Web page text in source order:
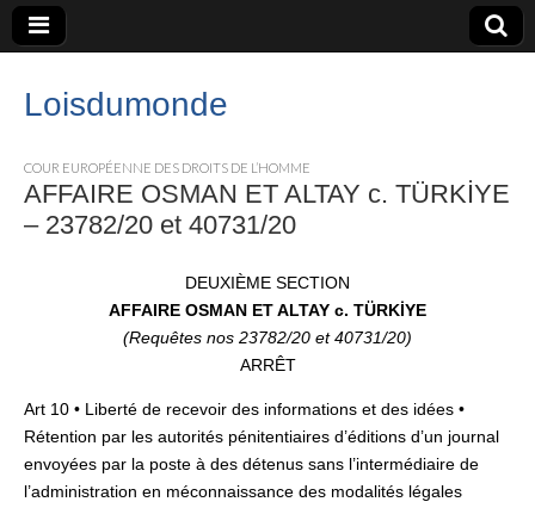
Loisdumonde
COUR EUROPÉENNE DES DROITS DE L’HOMME
AFFAIRE OSMAN ET ALTAY c. TÜRKİYE
– 23782/20 et 40731/20
DEUXIÈME SECTION
AFFAIRE OSMAN ET ALTAY c. TÜRKİYE
(Requêtes nos 23782/20 et 40731/20)
ARRÊT
Art 10 • Liberté de recevoir des informations et des idées •
Rétention par les autorités pénitentiaires d’éditions d’un journal
envoyées par la poste à des détenus sans l’intermédiaire de
l’administration en méconnaissance des modalités légales